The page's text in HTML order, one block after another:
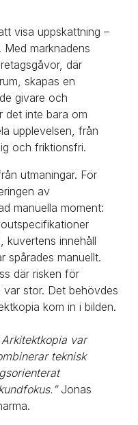
visa uppskattning –
Med marknadens
där
skapas en
givare och
det inte bara om
upplevelsen, från
och friktionsfri.
utmaningar. För
av
manuella moment:
kuvertens innehåll
spårades manuellt.
där risken för
var stor. Det behövdes
kom in i bilden.
var
teknisk
Jonas